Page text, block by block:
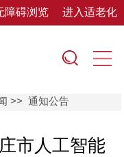
障碍浏览 进入适老化
>>通知公告
市人工智能